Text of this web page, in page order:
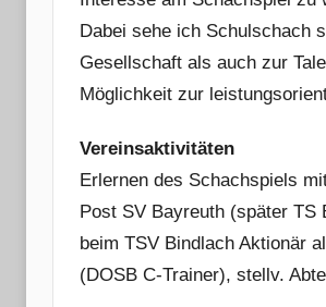
Dabei sehe ich Schulschach
Gesellschaft als auch zur
Möglichkeit zur
Vereinsaktivitäten
Erlernen des Schachspiels
Post SV Bayreuth (später TS
beim TSV Bindlach Aktionär
(DOSB C-Trainer), stellv.